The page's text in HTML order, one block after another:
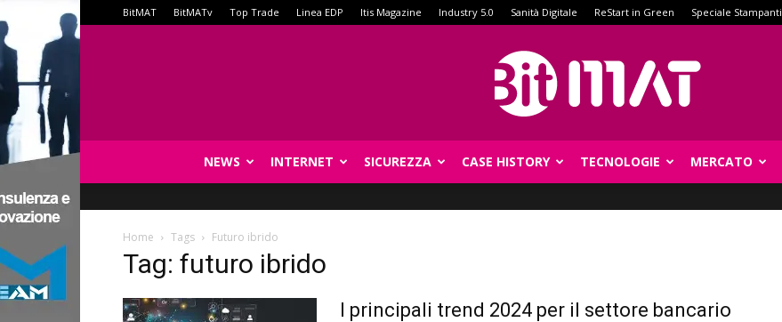
BitMAT BitMATv Top Trade Linea EDP Itis Magazine Industry 5.0 Sanità Digitale ReStart in Green Speciale Stampanti
NEWS INTERNET SICUREZZA CASE HISTORY TECNOLOGIE MERCATO
Home Tags Futuro ibrido
Tag: futuro ibrido
I principali trend 2024 per il settore bancario